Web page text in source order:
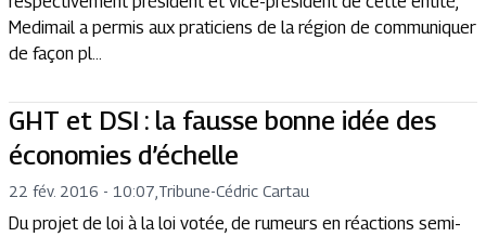
Medimail a permis aux praticiens de la région de communiquer
de façon pl...
GHT et DSI : la fausse bonne idée des
économies d’échelle
22 fév. 2016 - 10:07 Tribune-Cédric Cartau
Du projet de loi à la loi votée, de rumeurs en réactions semi-